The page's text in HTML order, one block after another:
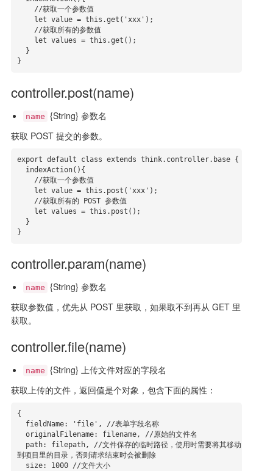
}
controller.post(name)
name {String} 参数名
获取 POST 提交的参数。
export default class extends think.controller.base {
}
controller.param(name)
name {String} 参数名
获取参数值，优先从 POST 里获取，如果取不到再从 GET 里
获取。
controller.file(name)
name {String} 上传文件对应的字段名
获取上传的文件，返回值是个对象，包含下面的属性：
{
到项目里的目录，否则请求结束时会被删除